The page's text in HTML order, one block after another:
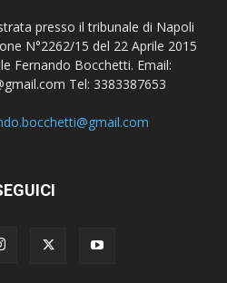
presso il tribunale di Napoli
N°2262/15 del 22 Aprile 2015
Fernando Bocchetti. Email:
Tel: 3383387653